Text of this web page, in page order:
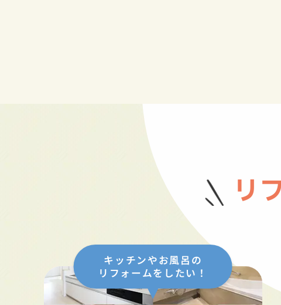
リ
キッチンやお風呂の
リフォームをしたい！